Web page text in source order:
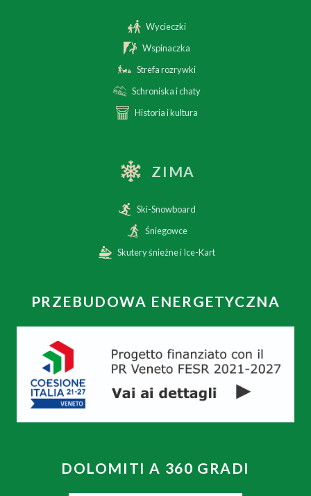
Wycieczki
Wspinaczka
Strefa rozrywki
Schroniska i chaty
Historia i kultura
ZIMA
Ski-Snowboard
Śniegowce
Skutery śnieżne i Ice-Kart
PRZEBUDOWA ENERGETYCZNA
DOLOMITI A 360 GRADI